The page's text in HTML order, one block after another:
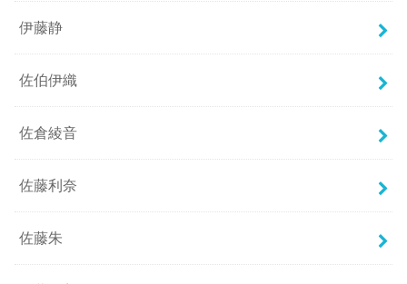
伊藤静
佐伯伊織
佐倉綾音
佐藤利奈
佐藤朱